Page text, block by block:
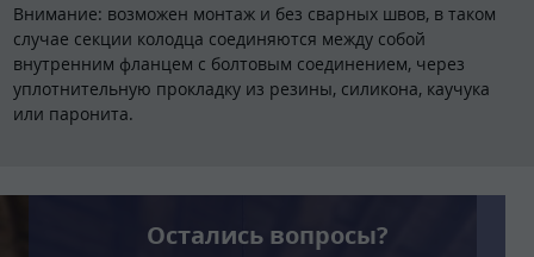
Внимание: возможен монтаж и без сварных швов, в таком
случае секции колодца соединяются между собой
внутренним фланцем с болтовым соединением, через
уплотнительную прокладку из резины, силикона, каучука
или паронита.
Остались вопросы?